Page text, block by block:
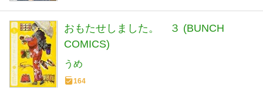
おもたせしました。 ３ (BUNCH
COMICS)
うめ
164